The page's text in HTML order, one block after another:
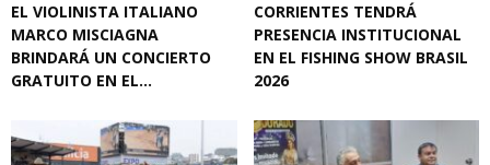
EL VIOLINISTA ITALIANO
MARCO MISCIAGNA
BRINDARÁ UN CONCIERTO
GRATUITO EN EL...
CORRIENTES TENDRÁ
PRESENCIA INSTITUCIONAL
EN EL FISHING SHOW BRASIL
2026